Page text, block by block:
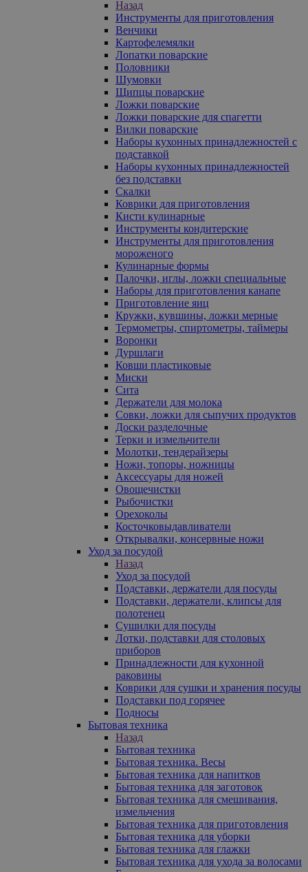
Назад
Инструменты для приготовления
Венчики
Картофелемялки
Лопатки поварские
Половники
Шумовки
Щипцы поварские
Ложки поварские
Ложки поварские для спагетти
Вилки поварские
Наборы кухонных принадлежностей с
подставкой
Наборы кухонных принадлежностей
без подставки
Скалки
Коврики для приготовления
Кисти кулинарные
Инструменты кондитерские
Инструменты для приготовления
мороженого
Кулинарные формы
Палочки, иглы, ложки специальные
Наборы для приготовления канапе
Приготовление яиц
Кружки, кувшины, ложки мерные
Термометры, спиртометры, таймеры
Воронки
Дуршлаги
Ковши пластиковые
Миски
Сита
Держатели для молока
Совки, ложки для сыпучих продуктов
Доски разделочные
Терки и измельчители
Молотки, тендерайзеры
Ножи, топоры, ножницы
Аксессуары для ножей
Овощечистки
Рыбочистки
Орехоколы
Косточковыдавливатели
Открывалки, консервные ножи
Уход за посудой
Назад
Уход за посудой
Подставки, держатели для посуды
Подставки, держатели, клипсы для
полотенец
Сушилки для посуды
Лотки, подставки для столовых
приборов
Принадлежности для кухонной
раковины
Коврики для сушки и хранения посуды
Подставки под горячее
Подносы
Бытовая техника
Назад
Бытовая техника
Бытовая техника. Весы
Бытовая техника для напитков
Бытовая техника для заготовок
Бытовая техника для смешивания,
измельчения
Бытовая техника для приготовления
Бытовая техника для уборки
Бытовая техника для глажки
Бытовая техника для ухода за волосами